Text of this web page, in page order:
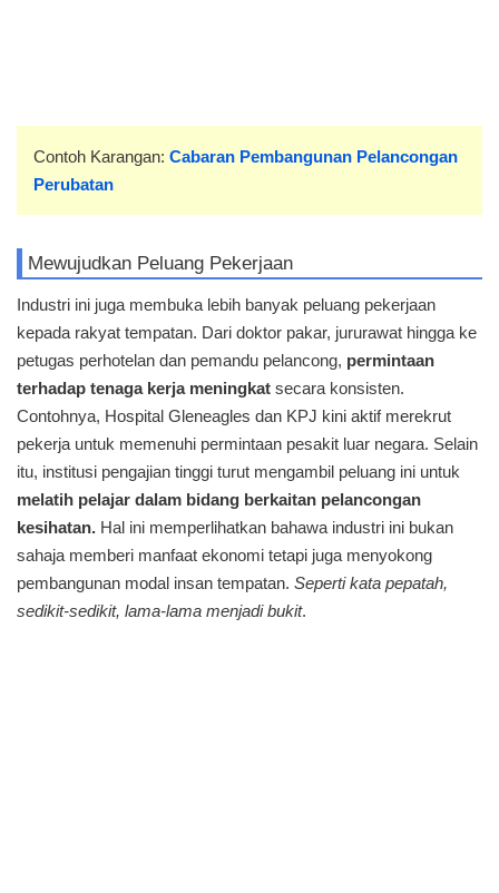
Contoh Karangan: Cabaran Pembangunan Pelancongan
Perubatan
Mewujudkan Peluang Pekerjaan
Industri ini juga membuka lebih banyak peluang pekerjaan
kepada rakyat tempatan. Dari doktor pakar, jururawat hingga ke
petugas perhotelan dan pemandu pelancong, permintaan
terhadap tenaga kerja meningkat secara konsisten.
Contohnya, Hospital Gleneagles dan KPJ kini aktif merekrut
pekerja untuk memenuhi permintaan pesakit luar negara. Selain
itu, institusi pengajian tinggi turut mengambil peluang ini untuk
melatih pelajar dalam bidang berkaitan pelancongan
kesihatan. Hal ini memperlihatkan bahawa industri ini bukan
sahaja memberi manfaat ekonomi tetapi juga menyokong
pembangunan modal insan tempatan. Seperti kata pepatah,
sedikit-sedikit, lama-lama menjadi bukit.